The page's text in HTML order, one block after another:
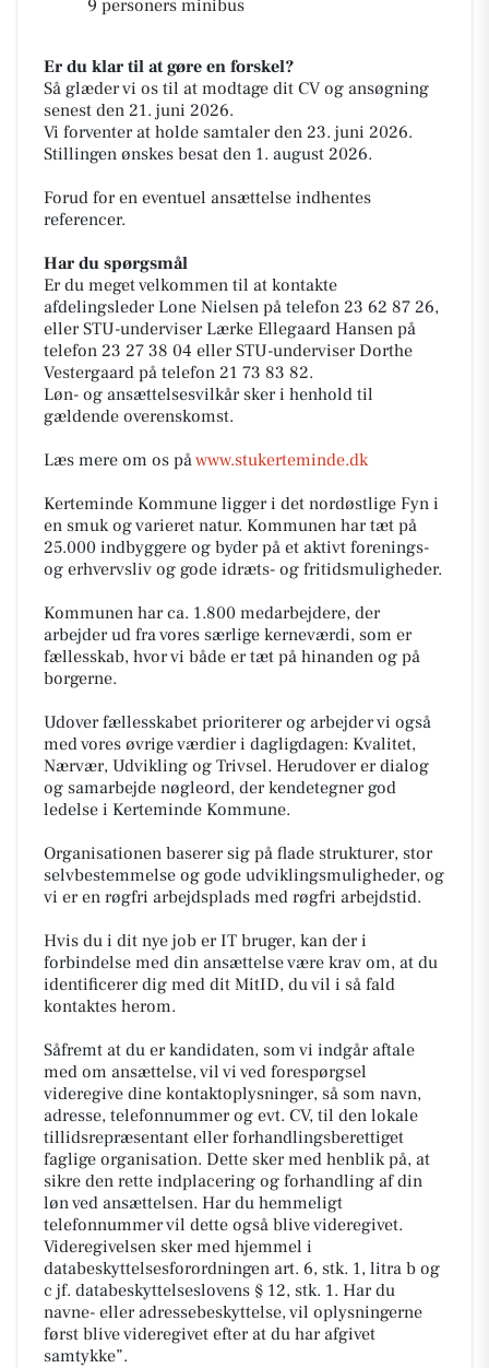
9 personers minibus
Er du klar til at gøre en forskel?
Så glæder vi os til at modtage dit CV og ansøgning
senest den 21. juni 2026.
Vi forventer at holde samtaler den 23. juni 2026.
Stillingen ønskes besat den 1. august 2026.
Forud for en eventuel ansættelse indhentes
referencer.
Har du spørgsmål
Er du meget velkommen til at kontakte
afdelingsleder Lone Nielsen på telefon 23 62 87 26,
eller STU-underviser Lærke Ellegaard Hansen på
telefon 23 27 38 04 eller STU-underviser Dorthe
Vestergaard på telefon 21 73 83 82.
Løn- og ansættelsesvilkår sker i henhold til
gældende overenskomst.
Læs mere om os påwww.stukerteminde.dk
Kerteminde Kommune ligger i det nordøstlige Fyn i
en smuk og varieret natur. Kommunen har tæt på
25.000 indbyggere og byder på et aktivt forenings-
og erhvervsliv og gode idræts- og fritidsmuligheder.
Kommunen har ca. 1.800 medarbejdere, der
arbejder ud fra vores særlige kerneværdi, som er
fællesskab, hvor vi både er tæt på hinanden og på
borgerne.
Udover fællesskabet prioriterer og arbejder vi også
med vores øvrige værdier i dagligdagen: Kvalitet,
Nærvær, Udvikling og Trivsel. Herudover er dialog
og samarbejde nøgleord, der kendetegner god
ledelse i Kerteminde Kommune.
Organisationen baserer sig på flade strukturer, stor
selvbestemmelse og gode udviklingsmuligheder, og
vi er en røgfri arbejdsplads med røgfri arbejdstid.
Hvis du i dit nye job er IT bruger, kan der i
forbindelse med din ansættelse være krav om, at du
identificerer dig med dit MitID, du vil i så fald
kontaktes herom.
Såfremt at du er kandidaten, som vi indgår aftale
med om ansættelse, vil vi ved forespørgsel
videregive dine kontaktoplysninger, så som navn,
adresse, telefonnummer og evt. CV, til den lokale
tillidsrepræsentant eller forhandlingsberettiget
faglige organisation. Dette sker med henblik på, at
sikre den rette indplacering og forhandling af din
løn ved ansættelsen. Har du hemmeligt
telefonnummer vil dette også blive videregivet.
Videregivelsen sker med hjemmel i
databeskyttelsesforordningen art. 6, stk. 1, litra b og
c jf. databeskyttelseslovens § 12, stk. 1. Har du
navne- eller adressebeskyttelse, vil oplysningerne
først blive videregivet efter at du har afgivet
samtykke”.